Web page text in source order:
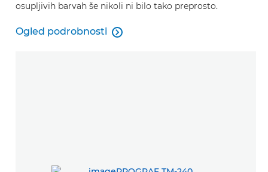
osupljivih barvah še nikoli ni bilo tako preprosto.
Ogled podrobnosti
PosterArtist
